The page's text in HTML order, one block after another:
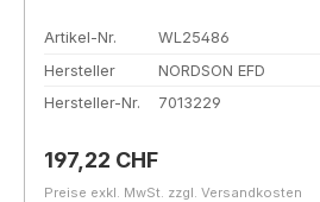
Artikel-Nr.
WL25486
Hersteller
NORDSON EFD
Hersteller-Nr.
7013229
Regulärer Preis:
197,22 CHF
Preise exkl. MwSt. zzgl. Versandkosten